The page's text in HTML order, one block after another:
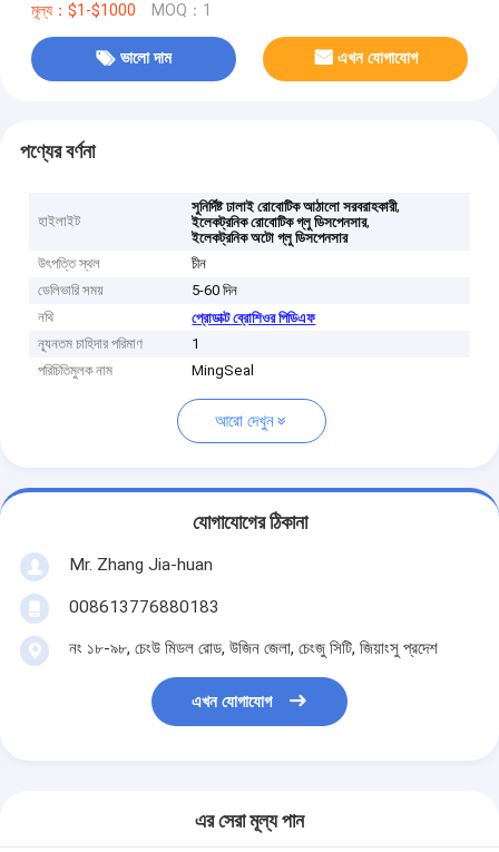
মূল্য：$1-$1000 MOQ：1
ভালো দাম এখন যোগাযোগ
পণ্যের বর্ণনা
হাইলাইট
সুনির্দিষ্ট ঢালাই রোবোটিক আঠালো সরবরাহকারী,
ইলেকট্রনিক রোবোটিক গ্লু ডিসপেনসার,
ইলেকট্রনিক অটো গ্লু ডিসপেনসার
উৎপত্তি স্থল
চীন
ডেলিভারি সময়
5-60 দিন
নথি
প্রোডাক্ট ব্রোশিওর পিডিএফ
ন্যূনতম চাহিদার পরিমাণ
1
পরিচিতিমুলক নাম
MingSeal
আরো দেখুন
যোগাযোগের ঠিকানা
Mr. Zhang Jia-huan
008613776880183
নং ১৮-৯৮, চেংউ মিডল রোড, উজিন জেলা, চেংজু সিটি, জিয়াংসু প্রদেশ
এখন যোগাযোগ
এর সেরা মূল্য পান